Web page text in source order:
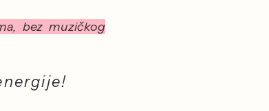
bez muzičkog